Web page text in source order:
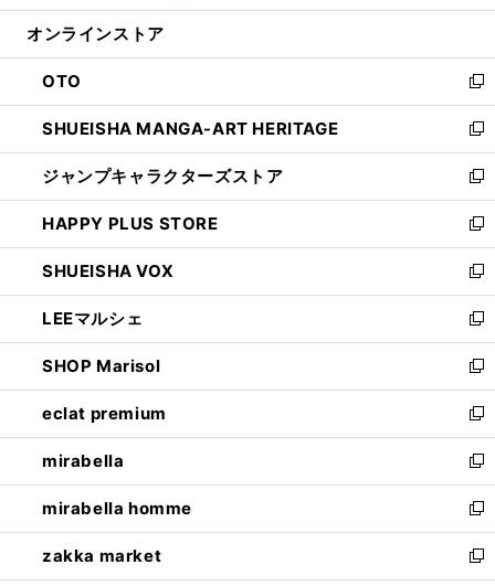
開
ン
ウ
で
開
く
ウ
ン
ド
ウ
で
開
く
オンラインストア
OTO
新
し
い
ウ
ィ
ン
ド
ウ
で
開
く
SHUEISHA MANGA-ART HERITAGE
新
し
い
ウ
ィ
ン
ド
ウ
で
開
く
ジャンプキャラクターズストア
新
し
い
ウ
ィ
ン
ド
ウ
で
開
く
HAPPY PLUS STORE
新
し
い
ウ
ィ
ン
ド
ウ
で
開
く
SHUEISHA VOX
新
し
い
ウ
ィ
ン
ド
ウ
で
開
く
LEEマルシェ
新
し
い
ウ
ィ
ン
ド
ウ
で
開
く
SHOP Marisol
新
し
い
ウ
ィ
ン
ド
ウ
で
開
eclat premium
新
し
い
ウ
ィ
ン
ド
ウ
mirabella
新
し
い
ウ
ィ
ン
mirabella homme
新
し
い
zakka market
新